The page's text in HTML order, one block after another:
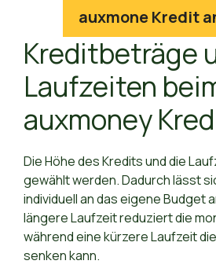
auxmone Kredit
Kreditbeträge
Laufzeiten
auxmoney
Die Höhe des Kredits und die
gewählt werden. Dadurch lässt
individuell an das eigene Budget
längere Laufzeit reduziert die
während eine kürzere Laufzeit
senken kann.